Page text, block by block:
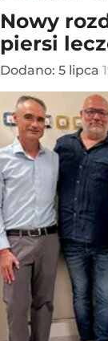
Nowy
piersi
Dodano: 5 lipca